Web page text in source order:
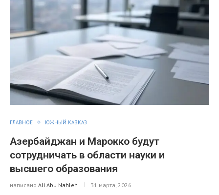
ГЛАВНОЕ ЮЖНЫЙ КАВКАЗ
Азербайджан и Марокко будут
сотрудничать в области науки и
высшего образования
написано Ali Abu Nahleh 31 марта, 2026